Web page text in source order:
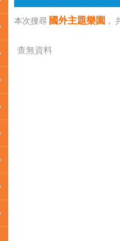
本次搜尋 國外主題樂園 ，
查無資料